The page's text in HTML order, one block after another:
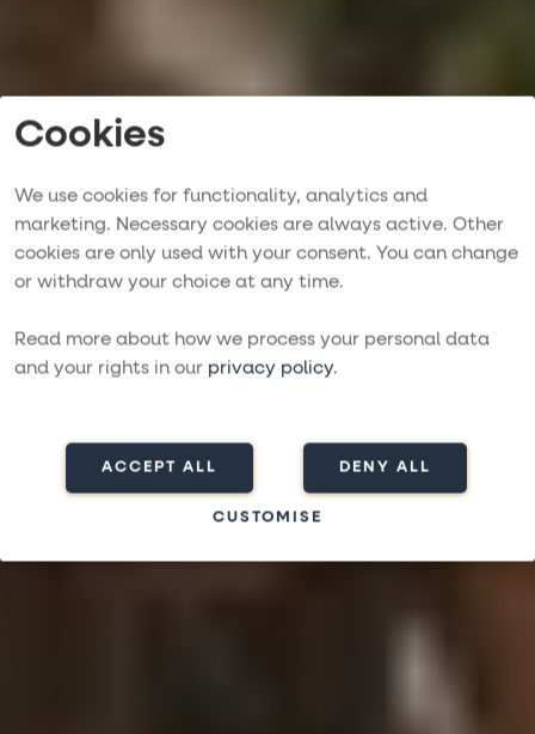
Cookies
We use cookies for functionality, analytics and
marketing. Necessary cookies are always active. Other
cookies are only used with your consent. You can change
or withdraw your choice at any time.
Read more about how we process your personal data
and your rights in our privacy policy.
ACCEPT ALL DENY ALL
CUSTOMISE
Trainingsreise auf
einer Segelyacht –
Sweat & Sail
GRIECHENLAND ODER KROATIEN 2026 – EINE